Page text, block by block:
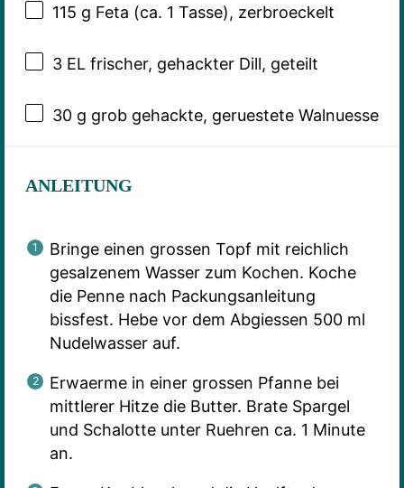
115 g Feta (ca. 1 Tasse), zerbroeckelt
3EL frischer, gehackter Dill, geteilt
30 g grob gehackte, geruestete Walnuesse
ANLEITUNG
Bringe einen grossen Topf mit reichlich
gesalzenem Wasser zum Kochen. Koche
die Penne nach Packungsanleitung
bissfest. Hebe vor dem Abgiessen 500 ml
Nudelwasser auf.
Erwaerme in einer grossen Pfanne bei
mittlerer Hitze die Butter. Brate Spargel
und Schalotte unter Ruehren ca. 1 Minute
an.